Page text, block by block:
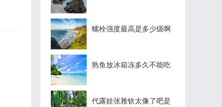
螺栓强度最高是多少级啊
熟鱼放冰箱冻多久不能吃
代露娃张雅钦太像了吧是